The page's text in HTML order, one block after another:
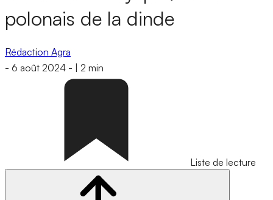
polonais de la dinde
Rédaction Agra
- 6 août 2024 - 2 min
Liste de lecture